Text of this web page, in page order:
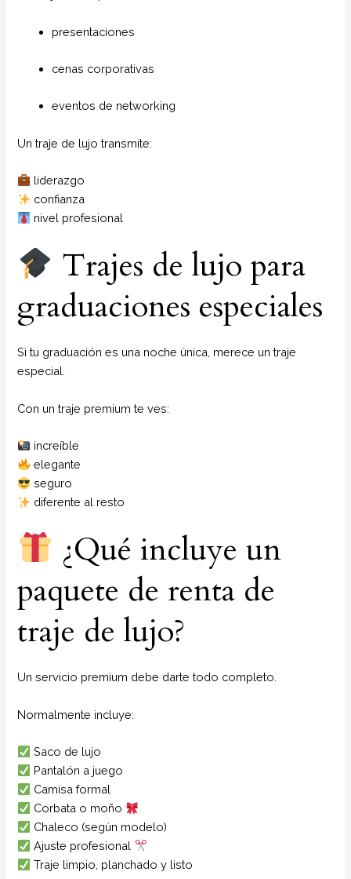
presentaciones
cenas corporativas
eventos de networking
Un traje de lujo transmite:
liderazgo
confianza
nivel profesional
Trajes de lujo para
graduaciones especiales
Si tu graduación es una noche única, merece un traje
especial.
Con un traje premium te ves:
increíble
elegante
seguro
diferente al resto
¿Qué incluye un
paquete de renta de
traje de lujo?
Un servicio premium debe darte todo completo.
Normalmente incluye:
Saco de lujo
Pantalón a juego
Camisa formal
Corbata o moño
Chaleco (según modelo)
Ajuste profesional
Traje limpio, planchado y listo